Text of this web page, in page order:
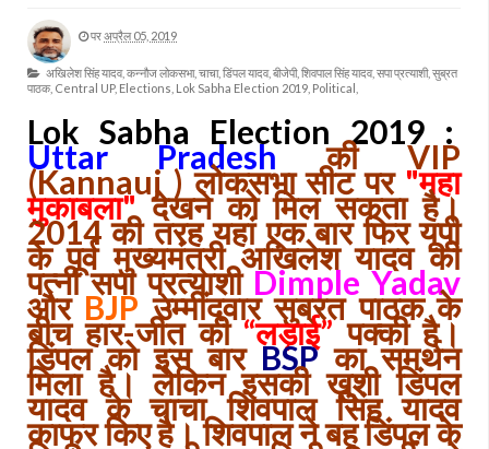
परअप्रैल 05, 2019
अखिलेश सिंह यादव, कन्नौज लोकसभा, चाचा, डिंपल यादव, बीजेपी, शिवपाल सिंह यादव, सपा प्रत्याशी, सुब्रत
पाठक, Central UP, Elections, Lok Sabha Election 2019, Political,
Lok Sabha Election 2019 :
Uttar Pradeshकी VIP
(Kannauj ) लोकसभा सीट पर "महा
मुकाबला"देखने को मिल सकता है।
2014 की तरह यहां एक बार फिर यूपी
के पूर्व मुख्यमंत्री अखिलेश यादव की
पत्नी सपा प्रत्याशीDimple Yadav
औरBJP उम्मींदवार सुब्रत पाठक के
बीच हार-जीत की“लड़ाई”पक्की है।
डिंपल को इस बार BSP का समर्थन
मिला है। लेकिन इसकी खुशी डिंपल
यादव के चाचा शिवपाल सिंह यादव
काफूर किए है। शिवपाल ने बहू डिंपल के